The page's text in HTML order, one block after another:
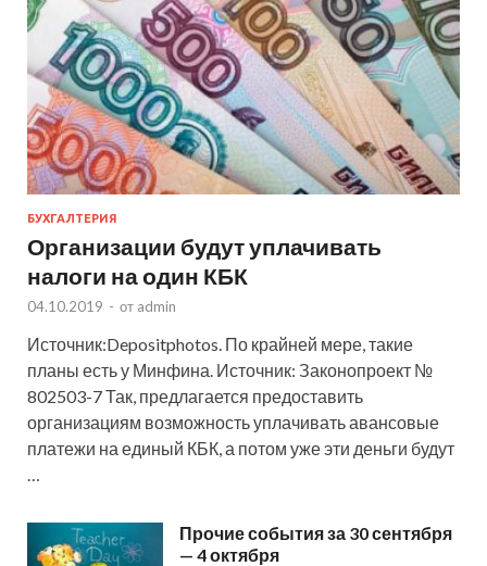
БУХГАЛТЕРИЯ
Организации будут уплачивать
налоги на один КБК
04.10.2019 - от admin
Источник:Depositphotos. По крайней мере, такие
планы есть у Минфина. Источник: Законопроект №
802503-7 Так, предлагается предоставить
организациям возможность уплачивать авансовые
платежи на единый КБК, а потом уже эти деньги будут
…
Прочие события за 30 сентября
— 4 октября